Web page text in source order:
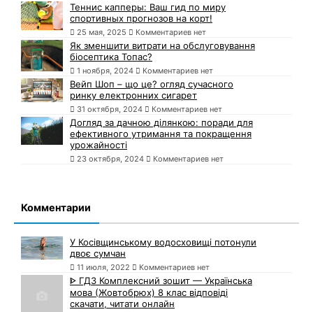
Теннис капперы: Ваш гид по миру
спортивных прогнозов на корт!
25 мая, 2025 Комментариев нет
Як зменшити витрати на обслуговування
біосептика Топас?
1 ноября, 2024 Комментариев нет
Вейп Шоп – що це? огляд сучасного
ринку електронних сигарет
31 октября, 2024 Комментариев нет
Догляд за дачною ділянкою: поради для
ефективного утримання та покращення
урожайності
23 октября, 2024 Комментариев нет
Комментарии
У Косівщинському водосховищі потонули
двоє сумчан
11 июля, 2022 Комментариев нет
ᐈ ГДЗ Комплексний зошит — Українська
мова (Жовтобрюх) 8 клас відповіді
скачати, читати онлайн